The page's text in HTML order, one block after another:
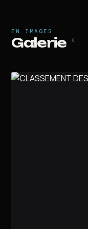
EN IMAGES
Galerie 4